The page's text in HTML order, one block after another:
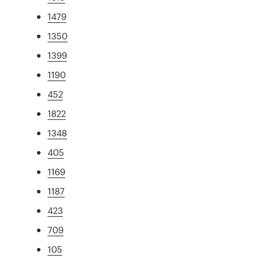
1479
1350
1399
1190
452
1822
1348
405
1169
1187
423
709
105